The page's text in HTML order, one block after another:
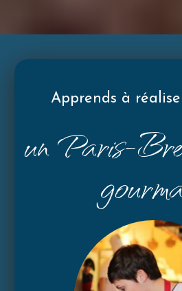
Apprends à
un Paris-